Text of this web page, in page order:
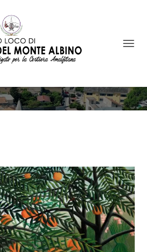
G
A
Z
O
G
G
L
E